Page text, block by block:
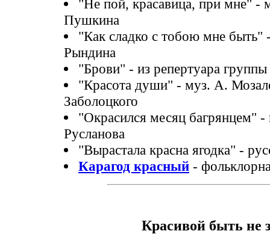
"Не пой, красавица, при мне" -
Пушкина
"Как сладко с тобою мне
Рындина
"Брови" - из репертуара
"Красота души" - муз. А.
Заболоцкого
"Окрасился месяц багрянцем"
Русланова
"Вырастала красна ягодка" -
Карагод красный -
Красивой быть не